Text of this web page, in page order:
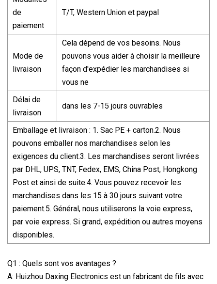
de
paiement
T/T, Western Union et paypal
Mode de
livraison
Cela dépend de vos besoins. Nous
pouvons vous aider à choisir la meilleure
façon d'expédier les marchandises si
vous ne
Délai de
livraison
dans les 7-15 jours ouvrables
Emballage et livraison : 1. Sac PE + carton.2. Nous
pouvons emballer nos marchandises selon les
exigences du client.3. Les marchandises seront livrées
par DHL, UPS, TNT, Fedex, EMS, China Post, Hongkong
Post et ainsi de suite.4. Vous pouvez recevoir les
marchandises dans les 15 à 30 jours suivant votre
paiement.5. Général, nous utiliserons la voie express,
par voie express. Si grand, expédition ou autres moyens
disponibles.
Q1 : Quels sont vos avantages ?
A: Huizhou Daxing Electronics est un fabricant de fils avec